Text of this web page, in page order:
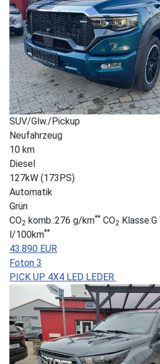
SUV/Glw./Pickup
Neufahrzeug
10 km
Diesel
127kW (173PS)
Automatik
Grün
CO2 komb.:276 g/km** CO2
l/100km**
43.890 EUR
Foton 3
PICK UP 4X4 LED LEDER